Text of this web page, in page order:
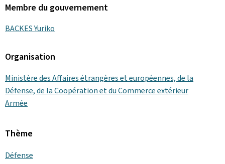
Membre du gouvernement
BACKES Yuriko
Organisation
Ministère des Affaires étrangères et européennes, de la
Défense, de la Coopération et du Commerce extérieur
Armée
Thème
Défense